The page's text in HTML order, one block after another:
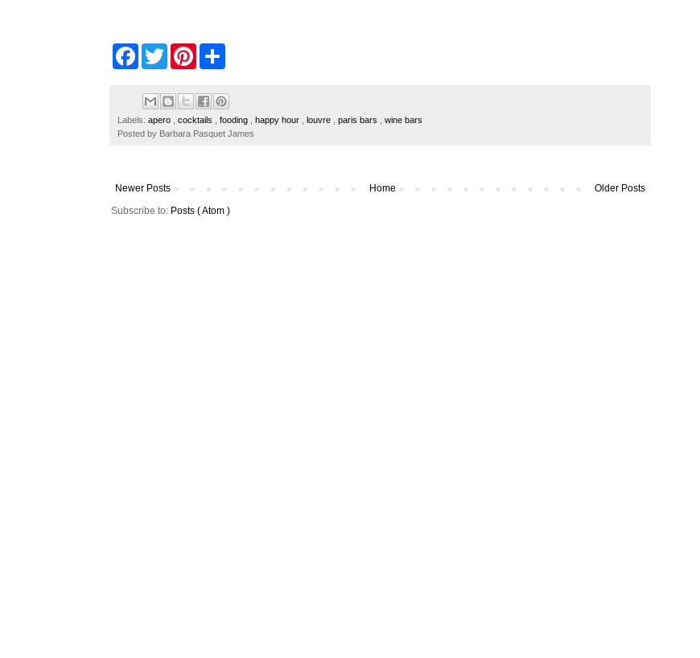
o
k
w
t
s
e
Labels: apero cocktails fooding happy hour louvre paris bars
wine bars
Posted by Barbara Pasquet James
Newer Posts Older Posts
Home
Subscribe to: Posts ( Atom )